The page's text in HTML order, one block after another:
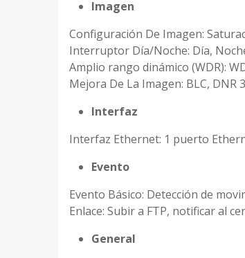
Imagen
Configuración De Imagen:
Interruptor Día/Noche: Día,
Amplio rango dinámico (WDR):
Mejora De La Imagen: BLC, DNR
Interfaz
Interfaz Ethernet: 1 puerto
Evento
Evento Básico: Detección de
Enlace: Subir a FTP, notificar al
General